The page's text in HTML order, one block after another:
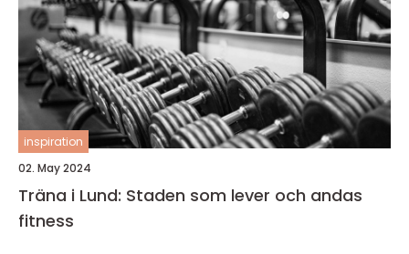
inspiration
02. May 2024
Träna i Lund: Staden som lever och andas
fitness